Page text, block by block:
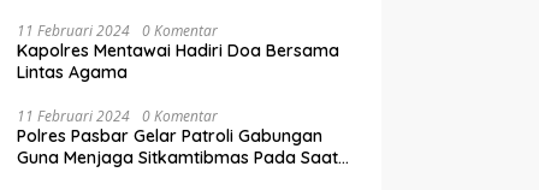
11 Februari 2024 0 Komentar
Kapolres Mentawai Hadiri Doa Bersama
Lintas Agama
11 Februari 2024 0 Komentar
Polres Pasbar Gelar Patroli Gabungan
Guna Menjaga Sitkamtibmas Pada Saat